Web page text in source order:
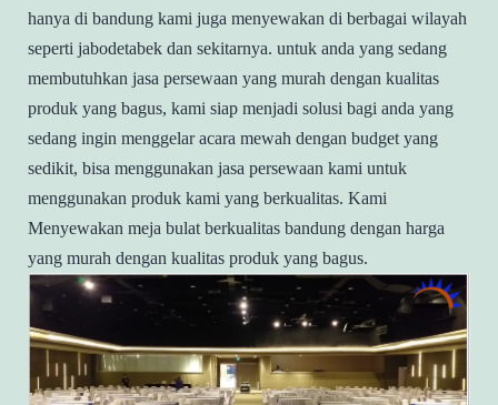
hanya di bandung kami juga menyewakan di berbagai wilayah
seperti jabodetabek dan sekitarnya. untuk anda yang sedang
membutuhkan jasa persewaan yang murah dengan kualitas
produk yang bagus, kami siap menjadi solusi bagi anda yang
sedang ingin menggelar acara mewah dengan budget yang
sedikit, bisa menggunakan jasa persewaan kami untuk
menggunakan produk kami yang berkualitas. Kami
Menyewakan meja bulat berkualitas bandung dengan harga
yang murah dengan kualitas produk yang bagus.